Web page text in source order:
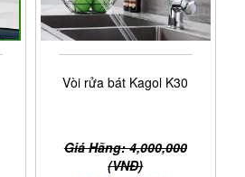
Vòi rửa bát Kagol K30
Giá Hãng: 4,000,000
(VNĐ)